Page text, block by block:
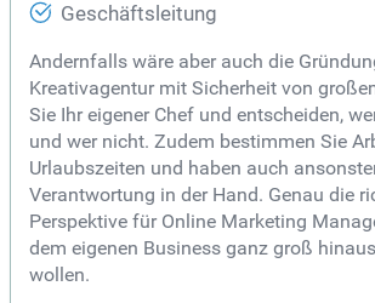
Geschäftsleitung
Andernfalls wäre aber auch die
Kreativagentur mit Sicherheit von
Sie Ihr eigener Chef und entscheiden,
und wer nicht. Zudem bestimmen Sie
Urlaubszeiten und haben auch
Verantwortung in der Hand. Genau die
Perspektive für Online Marketing
dem eigenen Business ganz groß
wollen.